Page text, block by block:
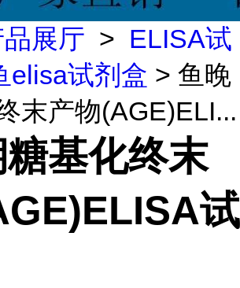
品展厅 > ELISA试
elisa试剂盒 > 鱼晚
末产物(AGE)ELI...
基化终末
试